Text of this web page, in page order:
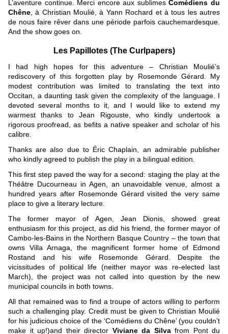
L’aventure continue. Merci encore aux sublimesComédiens du
Chêne , à Christian Moulié, à Yann Rochard et à tous les autres
de nous faire rêver dans une période parfois cauchemardesque.
And the show goes on.
Les Papillotes (The Curlpapers)
I had high hopes for this adventure – Christian Moulié’s
rediscovery of this forgotten play by Rosemonde Gérard. My
modest contribution was limited to translating the text into
Occitan, a daunting task given the complexity of the language. I
devoted several months to it, and I would like to extend my
warmest thanks to Jean Rigouste, who kindly undertook a
rigorous proofread, as befits a native speaker and scholar of his
calibre.
Thanks are also due to Éric Chaplain, an admirable publisher
who kindly agreed to publish the play in a bilingual edition.
This first step paved the way for a second: staging the play at the
Théâtre Ducourneau in Agen, an unavoidable venue, almost a
hundred years after Rosemonde Gérard visited the very same
place to give a literary lecture.
The former mayor of Agen, Jean Dionis, showed great
enthusiasm for this project, as did his friend, the former mayor of
Cambo-les-Bains in the Northern Basque Country – the town that
owns Villa Arnaga, the magnificent former home of Edmond
Rostand and his wife Rosemonde Gérard. Despite the
vicissitudes of political life (neither mayor was re-elected last
March), the project was not called into question by the new
municipal councils in both towns.
All that remained was to find a troupe of actors willing to perform
such a challenging play. Credit must be given to Christian Moulié
for his judicious choice of the ‘Comédiens du Chêne’ (you couldn’t
make it up!)and their director Viviane da Silvafrom Pont du